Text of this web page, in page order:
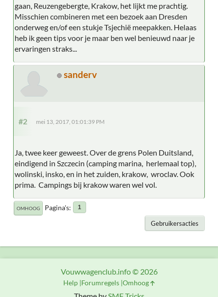
gaan, Reuzengebergte, Krakow, het lijkt me prachtig.
Misschien combineren met een bezoek aan Dresden
onderweg en/of een stukje Tsjechië meepakken. Helaas
heb ik geen tips voor je maar ben wel benieuwd naar je
ervaringen straks...
sanderv
#2 mei 13, 2017, 01:01:39 PM
Ja, twee keer geweest. Over de grens Polen Duitsland,
eindigend in Szczecin (camping marina, herlemaal top),
wolinski, insko, en in het zuiden, krakow, wroclav. Ook
prima. Campings bij krakow waren wel vol.
OMHOOG Pagina's 1
Gebruikersacties
Vouwwagenclub.info © 2026
Help Forumregels Omhoog